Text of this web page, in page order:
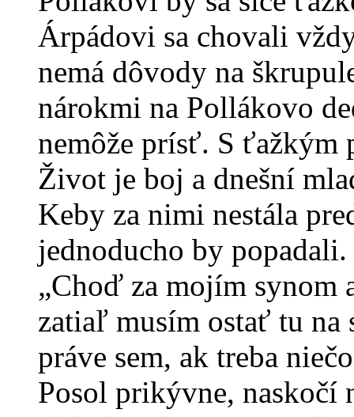
Árpádovi sa chovali
nemá dôvody na
nárokmi na Pollákovo
nemôže prísť. S ťažkým
Život je boj a dnešní
Keby za nimi nestála
jednoducho by popadali.
„Choď za mojím synom
zatiaľ musím ostať tu
práve sem, ak treba
Posol prikývne, naskočí